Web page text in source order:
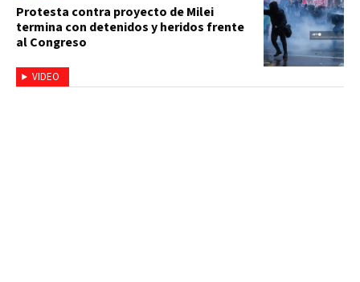
VIDEO
Protesta contra proyecto de Milei
termina con detenidos y heridos frente
al Congreso